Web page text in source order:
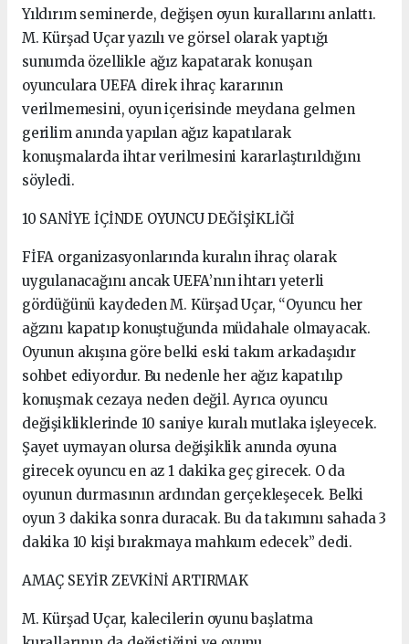
Yıldırım seminerde, değişen oyun kurallarını anlattı.
M. Kürşad Uçar yazılı ve görsel olarak yaptığı
sunumda özellikle ağız kapatarak konuşan
oyunculara UEFA direk ihraç kararının
verilmemesini, oyun içerisinde meydana gelmen
gerilim anında yapılan ağız kapatılarak
konuşmalarda ihtar verilmesini kararlaştırıldığını
söyledi.
10 SANİYE İÇİNDE OYUNCU DEĞİŞİKLİĞİ
FİFA organizasyonlarında kuralın ihraç olarak
uygulanacağını ancak UEFA’nın ihtarı yeterli
gördüğünü kaydeden M. Kürşad Uçar, “Oyuncu her
ağzını kapatıp konuştuğunda müdahale olmayacak.
Oyunun akışına göre belki eski takım arkadaşıdır
sohbet ediyordur. Bu nedenle her ağız kapatılıp
konuşmak cezaya neden değil. Ayrıca oyuncu
değişikliklerinde 10 saniye kuralı mutlaka işleyecek.
Şayet uymayan olursa değişiklik anında oyuna
girecek oyuncu en az 1 dakika geç girecek. O da
oyunun durmasının ardından gerçekleşecek. Belki
oyun 3 dakika sonra duracak. Bu da takımını sahada 3
dakika 10 kişi bırakmaya mahkum edecek” dedi.
AMAÇ SEYİR ZEVKİNİ ARTIRMAK
M. Kürşad Uçar, kalecilerin oyunu başlatma